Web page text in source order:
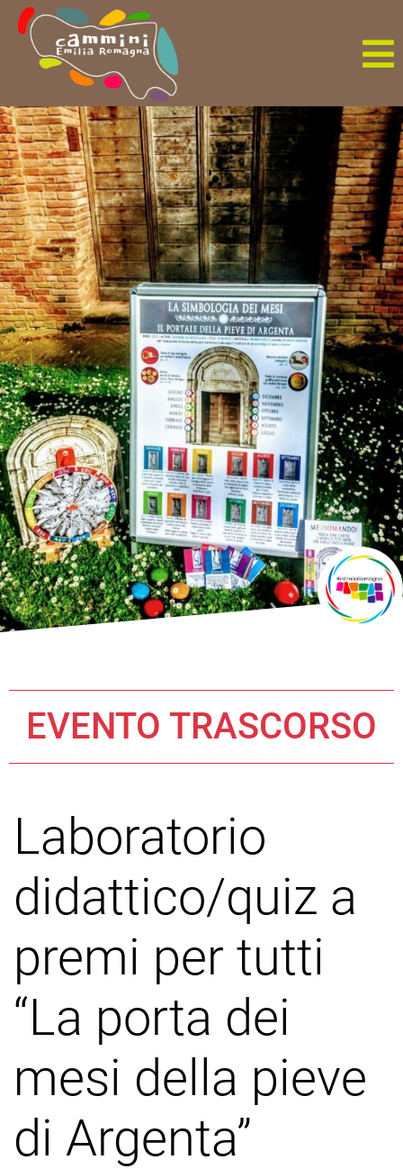
EVENTO TRASCORSO
Laboratorio
didattico/quiz a
premi per tutti
“La porta dei
mesi della pieve
di Argenta”